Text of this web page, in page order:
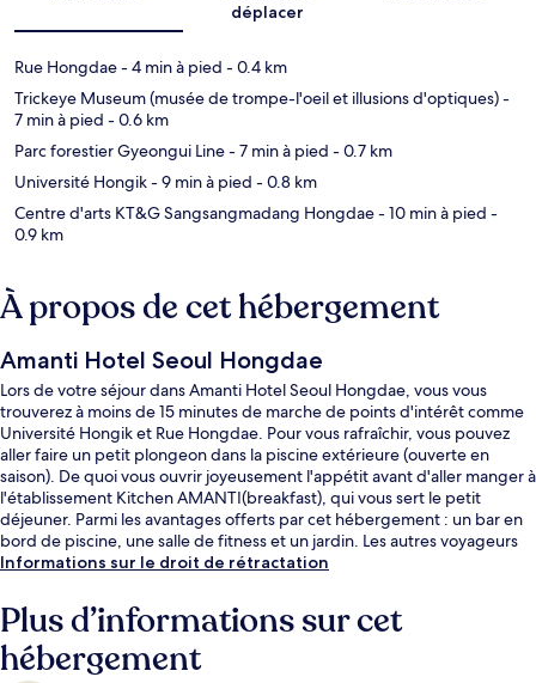
déplacer
Rue Hongdae- 4 min à pied - 0.4 km
Trickeye Museum (musée de trompe-l'oeil et illusions d'optiques)-
7 min à pied - 0.6 km
Parc forestier Gyeongui Line- 7 min à pied - 0.7 km
Université Hongik- 9 min à pied - 0.8 km
Centre d'arts KT&G Sangsangmadang Hongdae- 10 min à pied -
0.9 km
À propos de cet hébergement
Amanti Hotel Seoul Hongdae
Lors de votre séjour dans Amanti Hotel Seoul Hongdae, vous vous
trouverez à moins de 15 minutes de marche de points d'intérêt comme
Université Hongik et Rue Hongdae. Pour vous rafraîchir, vous pouvez
aller faire un petit plongeon dans la piscine extérieure (ouverte en
saison). De quoi vous ouvrir joyeusement l'appétit avant d'aller manger à
l'établissement Kitchen AMANTI(breakfast), qui vous sert le petit
déjeuner. Parmi les avantages offerts par cet hébergement : un bar en
bord de piscine, une salle de fitness et un jardin. Les autres voyageurs
ne tarissent pas d'éloges en ce qui concerne le personnel attentionné et
distance à pied des transports publics : Station Hongik University se
trouve à 7 min et Station Mangwon, à 10 min.
Informations sur le droit de rétractation
Plus d’informations sur cet
hébergement